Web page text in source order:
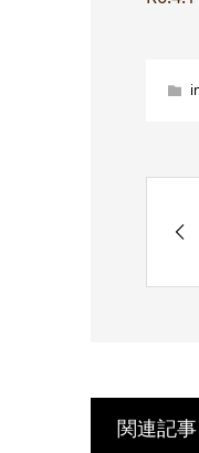
関連記事